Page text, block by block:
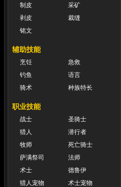
制皮
采矿
剥皮
裁缝
铭文
辅助技能
烹饪
急救
钓鱼
语言
骑术
种族特长
职业技能
战士
圣骑士
猎人
潜行者
牧师
死亡骑士
萨满祭司
法师
术士
德鲁伊
猎人宠物
术士宠物